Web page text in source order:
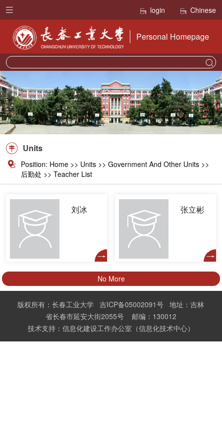
login Chinese
Personal Homepage
Units
Position: Home >> Units >> Government And Other Units >>
后勤处 >> Teacher List
刘冰 张立彬
No More
版权所有：长春工业大学 吉ICP备05002091号 地址：吉林
省长春市延安大街2055号 邮编：130012
技术支持：信息化建设工作办公室（信息化技术中心）